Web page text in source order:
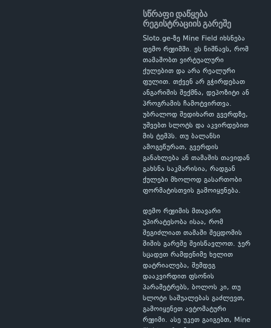
სწრაფი დაწყება
რეგისტრაციის გარეშე
Sloto.ge-ზე Mine Field იხსნება
დემო რეჟიმში. ეს ნიშნავს, რომ
თამაშობთ ვირტუალური
ქულებით და არა რეალური
ფულით. თქვენ არ გჭირდებათ
ანგარიშის შექმნა, დეპოზიტი ან
პროგრამის ჩამოტვირთვა.
უბრალოდ შედიხართ გვერდზე,
უშვებთ სლოტს და აკვირდებით
მის ტემპს. თუ ბალანსი
ამოგეწურათ, გვერდის
განახლება ან თამაშის თავიდან
გახსნა საკმარისია, რადგან
ქულები მხოლოდ გასართობი
ფორმატისთვის გამოიყენება.
დემო რეჟიმის მთავარი
უპირატესობა ისაა, რომ
შეგიძლიათ თამაში შეცდომის
შიშის გარეშე შეისწავლოთ. ჯერ
სცადეთ რამდენიმე ხელით
დატრიალება, შემდეგ
დააკვირდით ფსონის
პარამეტრებს, ბოლოს კი, თუ
სლოტი საშუალებას გაძლევთ,
გამოიყენეთ ავტომატური
რეჟიმი. ასე უკეთ გაიგებთ, Mine